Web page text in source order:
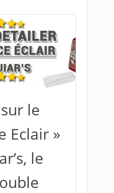
le
Eclair »
le